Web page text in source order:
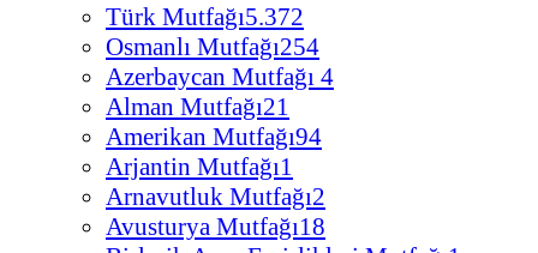
Türk Mutfağı5.372
Osmanlı Mutfağı254
Azerbaycan Mutfağı 4
Alman Mutfağı21
Amerikan Mutfağı94
Arjantin Mutfağı1
Arnavutluk Mutfağı2
Avusturya Mutfağı18